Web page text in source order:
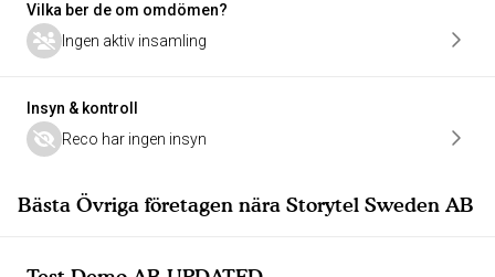
Vilka ber de om omdömen?
Ingen aktiv insamling
Insyn & kontroll
Reco har ingen insyn
Bästa Övriga företagen nära Storytel Sweden AB